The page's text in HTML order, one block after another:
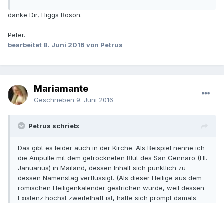
danke Dir, Higgs Boson.
Peter.
bearbeitet 8. Juni 2016 von Petrus
Mariamante
Geschrieben 9. Juni 2016
Petrus schrieb:
Das gibt es leider auch in der Kirche. Als Beispiel nenne ich
die Ampulle mit dem getrockneten Blut des San Gennaro (Hl.
Januarius) in Mailand, dessen Inhalt sich pünktlich zu
dessen Namenstag verflüssigt. (Als dieser Heilige aus dem
römischen Heiligenkalender gestrichen wurde, weil dessen
Existenz höchst zweifelhaft ist, hatte sich prompt damals